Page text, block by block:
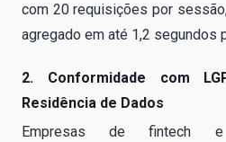
com 20 requisições por
agregado em até 1,2 segundos
2. Conformidade com
Residência de Dados
Empresas de fintech e